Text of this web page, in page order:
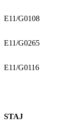
E11/G0108
E11/G0265
E11/G0116
STAJ